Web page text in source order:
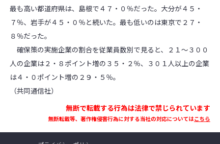
最も高い都道府県は、島根で４７・０％だった。大分が４５・
７％、岩手が４５・０％と続いた。最も低いのは東京で２７・
８％だった。
確保策の実施企業の割合を従業員数別で見ると、２１～３００
人の企業は２・８ポイント増の３５・２％、３０１人以上の企業
は４・０ポイント増の２９・５％。
（共同通信社）
無断で転載する行為は法律で禁じられています
無断転載等、著作権侵害行為に対する当社の対応についてはこちら